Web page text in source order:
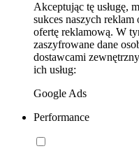
Akceptując tę usługę,
sukces naszych
ofertę reklamową. W
zaszyfrowane dane
dostawcami
ich usług:
Google Ads
Performance